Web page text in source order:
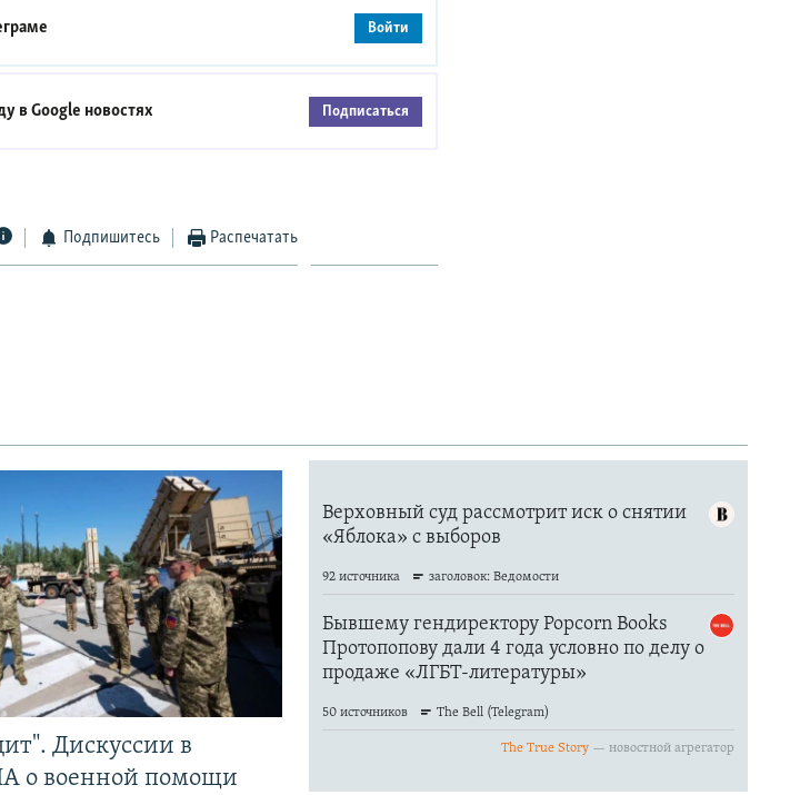
Войти
вGoogle новостях Подписаться
Подпишитесь Распечатать
Дискуссии в
о военной помощи